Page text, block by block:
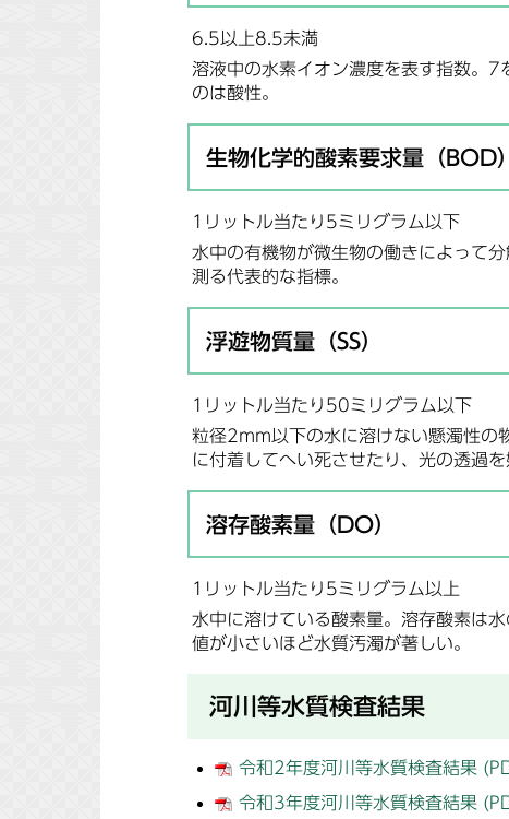
6.5以上8.5未満
溶液中の水素イオン濃度を表す指数。
のは酸性。
生物化学的酸素要求量（BOD）
1リットル当たり5ミリグラム以下
水中の有機物が微生物の働きによって
測る代表的な指標。
浮遊物質量（SS）
1リットル当たり50ミリグラム以下
粒径2mm以下の水に溶けない懸濁性の
に付着してへい死させたり、光の透過
溶存酸素量（DO）
1リットル当たり5ミリグラム以上
水中に溶けている酸素量。溶存酸素は
値が小さいほど水質汚濁が著しい。
河川等水質検査結果
令和2年度河川等水質検査結果
令和3年度河川等水質検査結果